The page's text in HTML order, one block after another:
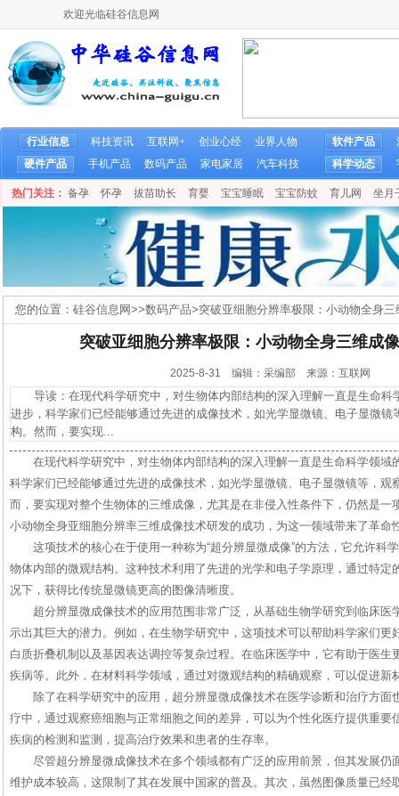
欢迎光临硅谷信息网
行业信息 科技资讯 互联网+ 创业心经
业界人物
硬件产品
手机产品 数码产品 家电家居 汽车科技
软件产品
科学动态
热门关注： 备孕 怀孕 拔苗助长 育婴 宝宝睡眠 宝宝防蚊 育儿网 坐月
您的位置： 硅谷信息网>>数码产品>突破亚细胞分辨率极限：小动物全身
突破亚细胞分辨率极限：小动物全身三维成
2025-8-31 编辑：采编部 来源：互联网
导读：在现代科学研究中，对生物体内部结构的深入理解一直是生命科
进步，科学家们已经能够通过先进的成像技术，如光学显微镜、电子显微镜
构。然而，要实现...
在现代科学研究中，对生物体内部结构的深入理解一直是生命科学领域
科学家们已经能够通过先进的成像技术，如光学显微镜、电子显微镜等，观
而，要实现对整个生物体的三维成像，尤其是在非侵入性条件下，仍然是一
小动物全身亚细胞分辨率三维成像技术研发的成功，为这一领域带来了革命
这项技术的核心在于使用一种称为“超分辨显微成像”的方法，它允许科
物体内部的微观结构。这种技术利用了先进的光学和电子学原理，通过特定
况下，获得比传统显微镜更高的图像清晰度。
超分辨显微成像技术的应用范围非常广泛，从基础生物学研究到临床医
示出其巨大的潜力。例如，在生物学研究中，这项技术可以帮助科学家们更
白质折叠机制以及基因表达调控等复杂过程。在临床医学中，它有助于医生
疾病等。此外，在材料科学领域，通过对微观结构的精确观察，可以促进新
除了在科学研究中的应用，超分辨显微成像技术在医学诊断和治疗方面
疗中，通过观察癌细胞与正常细胞之间的差异，可以为个性化医疗提供重要
疾病的检测和监测，提高治疗效果和患者的生存率。
尽管超分辨显微成像技术在多个领域都有广泛的应用前景，但其发展仍
维护成本较高，这限制了其在发展中国家的普及。其次，虽然图像质量已经